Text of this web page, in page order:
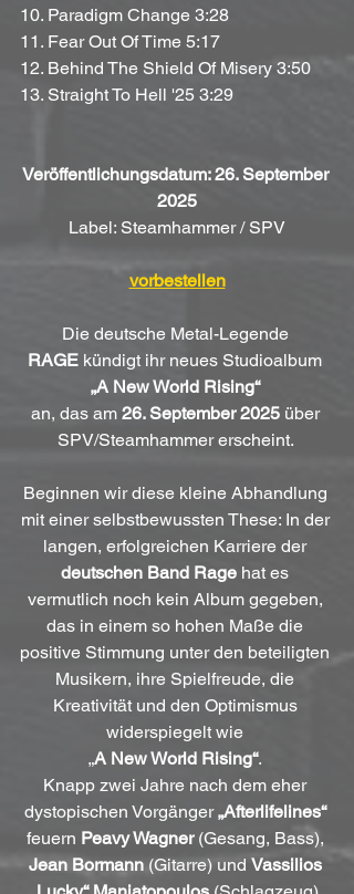
10. Paradigm Change 3:28
11. Fear Out Of Time 5:17
12. Behind The Shield Of Misery 3:50
13. Straight To Hell '25 3:29
Veröffentlichungsdatum: 26. September
2025
Label: Steamhammer / SPV
vorbestellen
Die deutsche Metal-Legende
RAGE kündigt ihr neues Studioalbum
„A New World Rising“
an, das am 26. September 2025 über
SPV/Steamhammer erscheint.
Beginnen wir diese kleine Abhandlung
mit einer selbstbewussten These: In der
langen, erfolgreichen Karriere der
deutschen Band Rage hat es
vermutlich noch kein Album gegeben,
das in einem so hohen Maße die
positive Stimmung unter den beteiligten
Musikern, ihre Spielfreude, die
Kreativität und den Optimismus
widerspiegelt wie
„A New World Rising“.
Knapp zwei Jahre nach dem eher
dystopischen Vorgänger „Afterlifelines“
feuern Peavy Wagner (Gesang, Bass),
Jean Bormann (Gitarre) und Vassilios